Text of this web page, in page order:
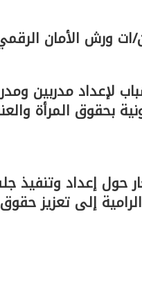
ورش الأمان
لإعداد مدربين
بحقوق المرأة
أسعار حول إعداد
إلى تعزيز